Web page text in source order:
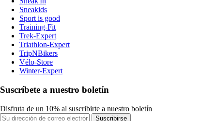
Sneakids
Sport is good
Training-Fit
Trek-Expert
Triathlon-Expert
TripNBikers
Vélo-Store
Winter-Expert
Suscríbete a nuestro boletín
Disfruta de un 10% al suscribirte a nuestro boletín
Suscribirse